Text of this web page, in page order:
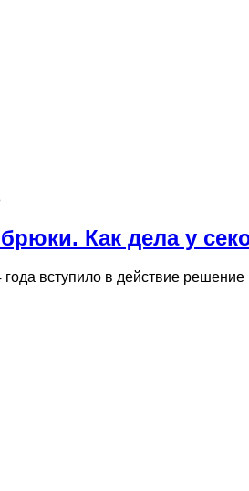
Как дела у
года вступило в действие